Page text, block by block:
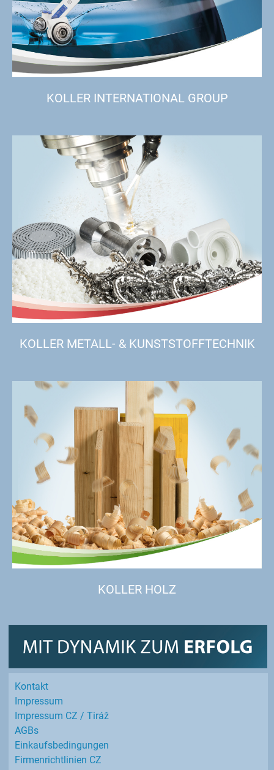
KOLLER INTERNATIONAL GROUP
KOLLER METALL- & KUNSTSTOFFTECHNIK
KOLLER HOLZ
Kontakt
Impressum
Impressum CZ / Tiráž
AGBs
Einkaufs­bedingungen
Firmenrichtlinien CZ